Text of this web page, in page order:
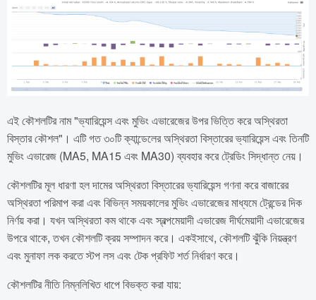
এই কৌশলটির নাম "ভ্যারিয়েন্স এবং মুভিং এভারেজের উপর ভিত্তি করে অস্থিরতা
বিস্তার কৌশল"। এটি গত ৩০টি ক্যান্ডেলের অস্থিরতা বিস্তারের ভ্যারিয়েন্স এবং তিনটি
মুভিং এভারেজ (MA5, MA15 এবং MA30) ব্যবহার করে ট্রেডিং সিদ্ধান্ত নেয়।
কৌশলটির মূল ধারণা হল দামের অস্থিরতা বিস্তারের ভ্যারিয়েন্স গণনা করে বাজারের
অস্থিরতা পরিমাপ করা এবং বিভিন্ন সময়কালের মুভিং এভারেজের মাধ্যমে ট্রেন্ডের দিক
নির্ণয় করা। যখন অস্থিরতা কম থাকে এবং স্বল্পমেয়াদী এভারেজ দীর্ঘমেয়াদী এভারেজের
উপরে থাকে, তখন কৌশলটি ক্রয় সম্পাদন করে। একইসাথে, কৌশলটি ঝুঁকি নিয়ন্ত্রণ
এবং মুনাফা লক করতে স্টপ লস এবং টেক প্রফিট শর্ত নির্ধারণ করে।
কৌশলটির নীতি নিম্নলিখিত ধাপে বিভক্ত করা যায়: